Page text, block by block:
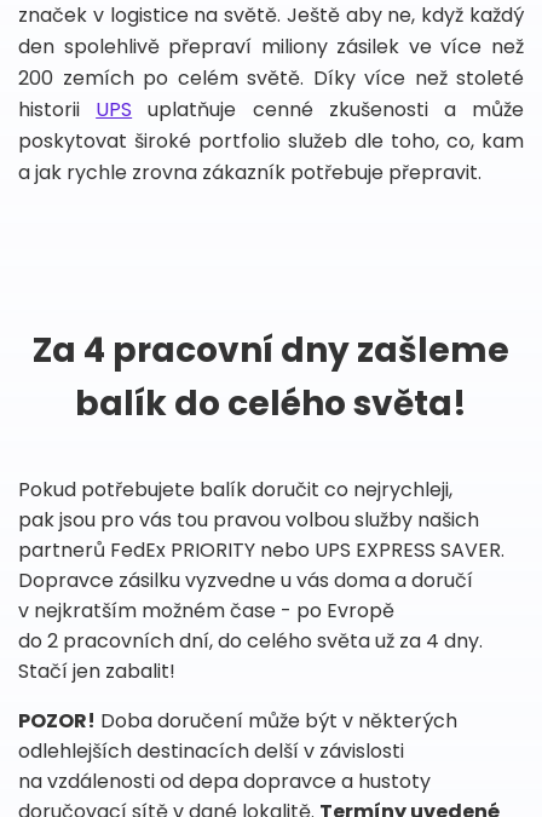
značek v logistice na světě. Ještě aby ne, když každý
den spolehlivě přepraví miliony zásilek ve více než
200 zemích po celém světě. Díky více než stoleté
historii UPS uplatňuje cenné zkušenosti a může
poskytovat široké portfolio služeb dle toho, co, kam
a jak rychle zrovna zákazník potřebuje přepravit.
Za 4 pracovní dny zašleme
balík do celého světa!
Pokud potřebujete balík doručit co nejrychleji,
pak jsou pro vás tou pravou volbou služby našich
partnerů FedEx PRIORITY nebo UPS EXPRESS SAVER.
Dopravce zásilku vyzvedne u vás doma a doručí
v nejkratším možném čase - po Evropě
do 2 pracovních dní, do celého světa už za 4 dny.
Stačí jen zabalit!
POZOR! Doba doručení může být v některých
odlehlejších destinacích delší v závislosti
na vzdálenosti od depa dopravce a hustoty